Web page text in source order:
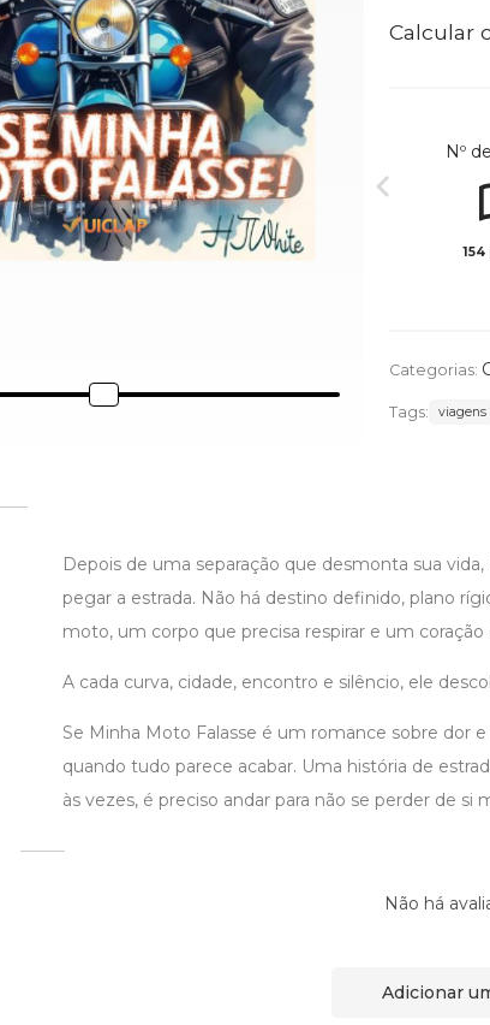
Calcular
Nº
Categorias:
Tags: viagens
Depois de uma separação que desmonta sua
pegar a estrada. Não há destino definido, plano
moto, um corpo que precisa respirar e um
A cada curva, cidade, encontro e silêncio, ele
Se Minha Moto Falasse é um romance sobre dor
quando tudo parece acabar. Uma história de
às vezes, é preciso andar para não se perder de si
Não há
Adicionar